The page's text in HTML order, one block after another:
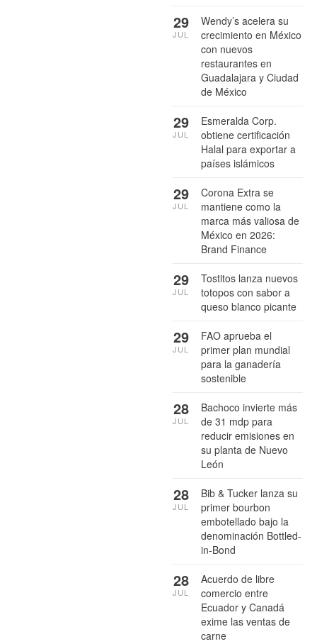
Wendy’s acelera su
crecimiento en México
con nuevos
restaurantes en
Guadalajara y Ciudad
de México
29
JUL
Esmeralda Corp.
obtiene certificación
Halal para exportar a
países islámicos
29
JUL
Corona Extra se
mantiene como la
marca más valiosa de
México en 2026:
Brand Finance
29
JUL
Tostitos lanza nuevos
totopos con sabor a
queso blanco picante
29
JUL
FAO aprueba el
primer plan mundial
para la ganadería
sostenible
29
JUL
Bachoco invierte más
de 31 mdp para
reducir emisiones en
su planta de Nuevo
León
28
JUL
Bib & Tucker lanza su
primer bourbon
embotellado bajo la
denominación Bottled-
in-Bond
28
JUL
Acuerdo de libre
comercio entre
Ecuador y Canadá
exime las ventas de
carne
28
JUL